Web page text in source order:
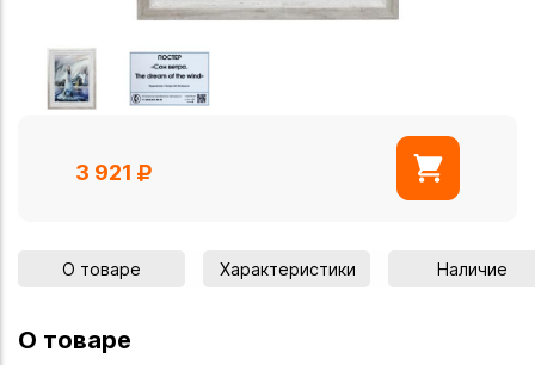
3 921
О товаре Характеристики Наличие
О товаре